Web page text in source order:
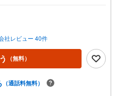
ンを購入する際、最大のリスクは
がいくら高かろうとも、空室が続
た餅になってしまいます。弊社で
、人気エリアのお薦め物件はもち
ニーズに合った人気のお部屋等、賃
培ってきた知識と経験を基に物件を
い。掲載されている物件は、弊社
社レビュー 40件
（無料）
（通話料無料）